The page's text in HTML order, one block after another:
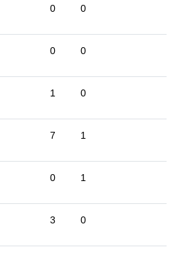
0 0
0 0
1 0
7 1
0 1
3 0